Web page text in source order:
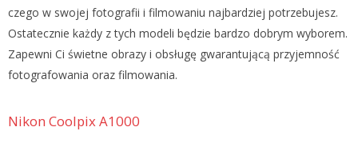
czego w swojej fotografii i filmowaniu najbardziej potrzebujesz.
Ostatecznie każdy z tych modeli będzie bardzo dobrym wyborem.
Zapewni Ci świetne obrazy i obsługę gwarantującą przyjemność
fotografowania oraz filmowania.
Nikon Coolpix A1000